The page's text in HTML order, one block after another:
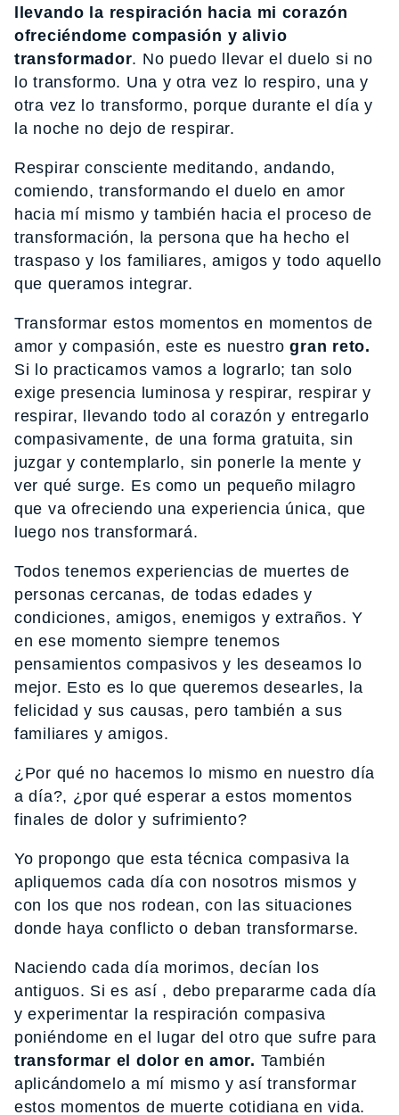
llevando la respiración hacia mi corazón
ofreciéndome compasión y alivio
transformador. No puedo llevar el duelo si no
lo transformo. Una y otra vez lo respiro, una y
otra vez lo transformo, porque durante el día y
la noche no dejo de respirar.
Respirar consciente meditando, andando,
comiendo, transformando el duelo en amor
hacia mí mismo y también hacia el proceso de
transformación, la persona que ha hecho el
traspaso y los familiares, amigos y todo aquello
que queramos integrar.
Transformar estos momentos en momentos de
amor y compasión, este es nuestrogran reto.
Si lo practicamos vamos a lograrlo; tan solo
exige presencia luminosa y respirar, respirar y
respirar, llevando todo al corazón y entregarlo
compasivamente, de una forma gratuita, sin
juzgar y contemplarlo, sin ponerle la mente y
ver qué surge. Es como un pequeño milagro
que va ofreciendo una experiencia única, que
luego nos transformará.
Todos tenemos experiencias de muertes de
personas cercanas, de todas edades y
condiciones, amigos, enemigos y extraños. Y
en ese momento siempre tenemos
pensamientos compasivos y les deseamos lo
mejor. Esto es lo que queremos desearles, la
felicidad y sus causas, pero también a sus
familiares y amigos.
¿Por qué no hacemos lo mismo en nuestro día
a día?, ¿por qué esperar a estos momentos
finales de dolor y sufrimiento?
Yo propongo que esta técnica compasiva la
apliquemos cada día con nosotros mismos y
con los que nos rodean, con las situaciones
donde haya conflicto o deban transformarse.
Naciendo cada día morimos, decían los
antiguos. Si es así , debo prepararme cada día
y experimentar la respiración compasiva
poniéndome en el lugar del otro que sufre para
transformar el dolor en amor. También
aplicándomelo a mí mismo y así transformar
estos momentos de muerte cotidiana en vida.